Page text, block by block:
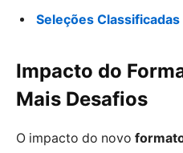
Seleções
Impacto do
Mais Desafios
O impacto do novo